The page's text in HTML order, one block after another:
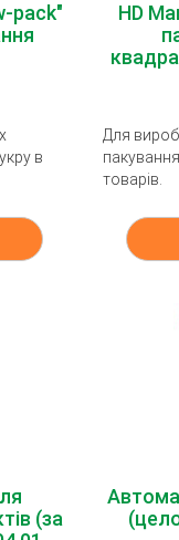
pack"
в
HD
Для
товарів.
(за